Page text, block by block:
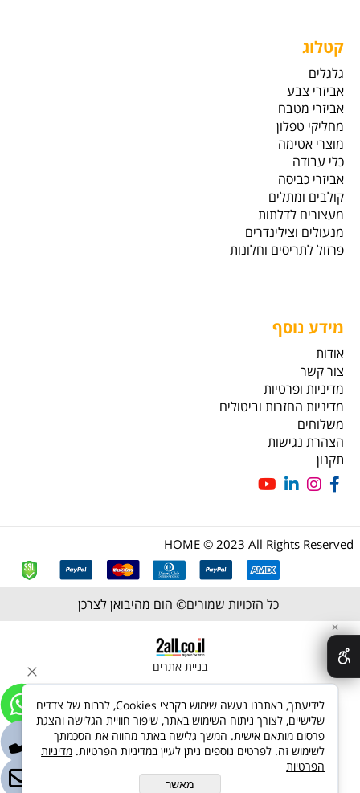
קטלוג
גלגלים
אביזרי צבע
אביזרי מטבח
מחליקי טפלון
מוצרי אטימה
כלי עבודה
אביזרי כביסה
קולבים ומתלים
מעצורים לדלתות
מנעולים וצילינדרים
פרזול לתריסים וחלונות
מידע נוסף
אודות
צור קשר
מדיניות ופרטיות
מדיניות החזרות וביטולים
משלוחים
הצהרת נגישות
תקנון
HOME © 2023 All Rights Reserved
כל הזכויות שמורים© הום מהיבואן לצרכן
בניית אתרים
✕
לידיעתך, באתרנו נעשה שימוש בקבצי Cookies, לרבות של צדדים
שלישיים, לצורך ניתוח השימוש באתר, שיפור חוויית הגלישה והצגת
פרסום מותאם אישית. המשך גלישה באתר מהווה את הסכמתך
לשימוש זה. לפרטים נוספים ניתן לעיין במדיניות הפרטיות. מדיניות
הפרטיות
מאשר